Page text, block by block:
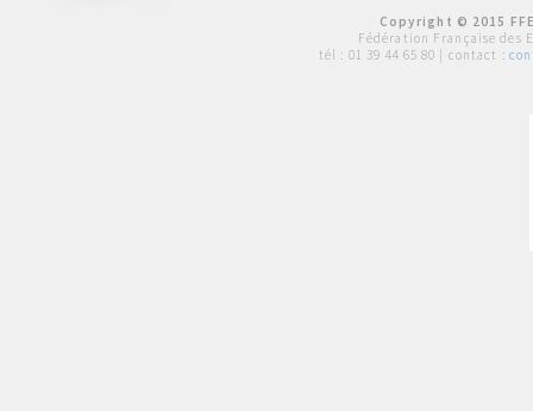
Copyright © 2015
Fédération Française des
tél : 01 39 44 65 80 | contact :